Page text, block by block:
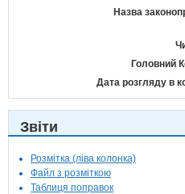
Назва
Головний
Дата розгляду в
Звіти
Розмітка (ліва колонка)
Файл з розміткою
Таблиця поправок